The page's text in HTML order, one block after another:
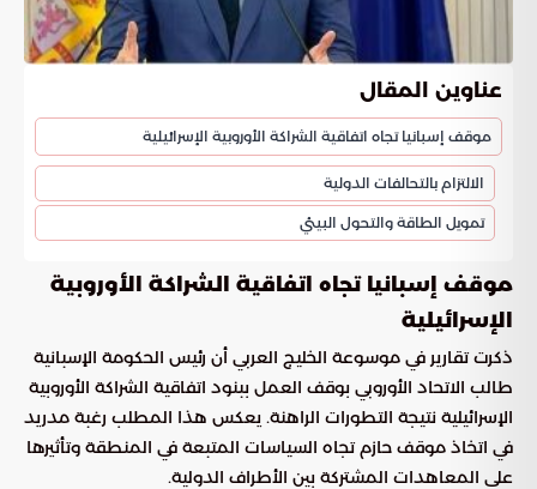
عناوين المقال
موقف إسبانيا تجاه اتفاقية الشراكة الأوروبية الإسرائيلية
الالتزام بالتحالفات الدولية
تمويل الطاقة والتحول البيئي
موقف إسبانيا تجاه اتفاقية الشراكة الأوروبية
الإسرائيلية
ذكرت تقارير في موسوعة الخليج العربي أن رئيس الحكومة الإسبانية
طالب الاتحاد الأوروبي بوقف العمل ببنود اتفاقية الشراكة الأوروبية
الإسرائيلية نتيجة التطورات الراهنة. يعكس هذا المطلب رغبة مدريد
في اتخاذ موقف حازم تجاه السياسات المتبعة في المنطقة وتأثيرها
على المعاهدات المشتركة بين الأطراف الدولية.